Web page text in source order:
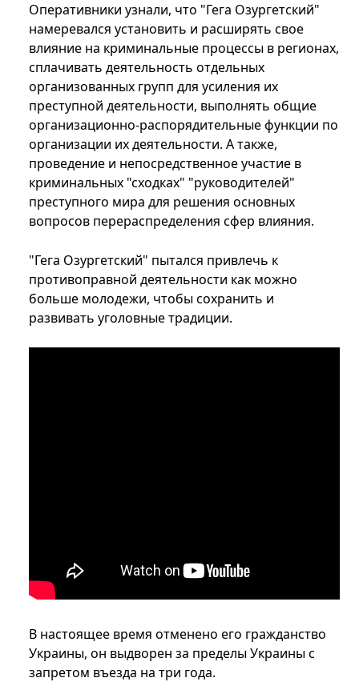
Оперативники узнали, что "Гега Озургетский"
намеревался установить и расширять свое
влияние на криминальные процессы в регионах,
сплачивать деятельность отдельных
организованных групп для усиления их
преступной деятельности, выполнять общие
организационно-распорядительные функции по
организации их деятельности. А также,
проведение и непосредственное участие в
криминальных "сходках" "руководителей"
преступного мира для решения основных
вопросов перераспределения сфер влияния.
"Гега Озургетский" пытался привлечь к
противоправной деятельности как можно
больше молодежи, чтобы сохранить и
развивать уголовные традиции.
В настоящее время отменено его гражданство
Украины, он выдворен за пределы Украины с
запретом въезда на три года.